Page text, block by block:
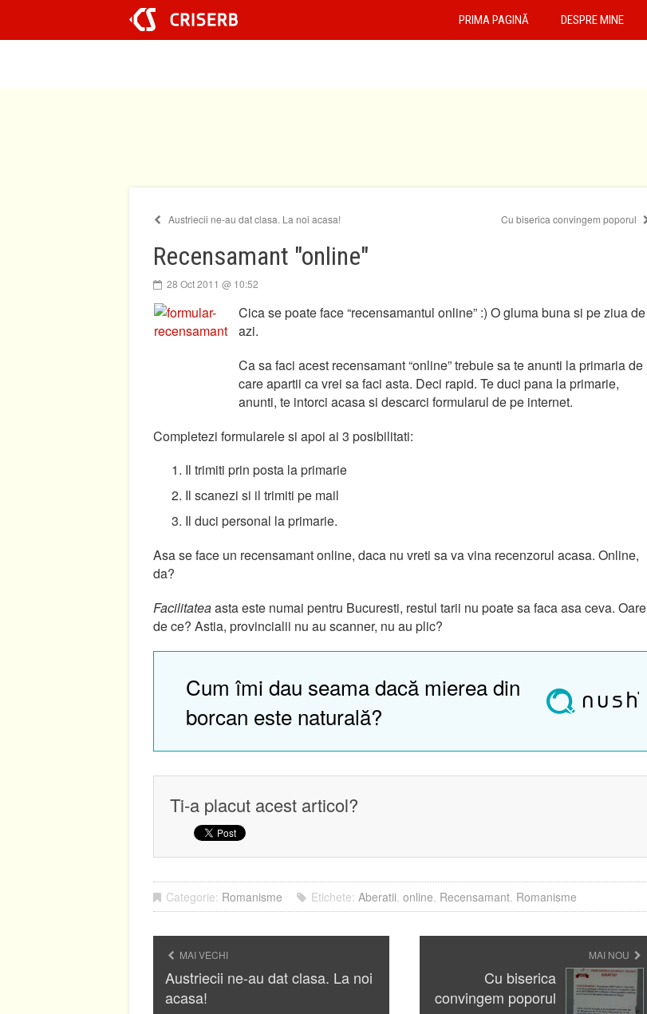
conținut
PRIMA PAGINĂ DESPRE MINE
Austriecii ne-au dat clasa. La noi acasa! Cu biserica convingem poporul
Recensamant "online"
28 Oct 2011 @ 10:52
Cica se poate face “recensamantul online” :) O gluma buna si pe ziua de
azi.
Ca sa faci acest recensamant “online” trebuie sa te anunti la primaria de
care apartii ca vrei sa faci asta. Deci rapid. Te duci pana la primarie,
anunti, te intorci acasa si descarci formularul de pe internet.
Completezi formularele si apoi ai 3 posibilitati:
Il trimiti prin posta la primarie
Il scanezi si il trimiti pe mail
Il duci personal la primarie.
Asa se face un recensamant online, daca nu vreti sa va vina recenzorul acasa. Online,
da?
Facilitateaasta este numai pentru Bucuresti, restul tarii nu poate sa faca asa ceva. Oare
de ce? Astia, provincialii nu au scanner, nu au plic?
Cum îmi dau seama dacă mierea din
borcan este naturală?
Ti-a placut acest articol?
Categorie: Romanisme Etichete: Aberatii, online, Recensamant, Romanisme
MAI VECHI
Austriecii ne-au dat clasa. La noi
acasa!
MAI NOU
Cu biserica
convingem poporul